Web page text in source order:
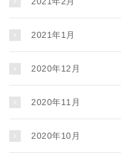
2021年1月
2020年12月
2020年11月
2020年10月